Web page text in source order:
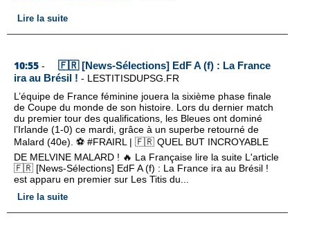
Lire la suite
10:55 -
🇫🇷 [News-Sélections] EdF A (f) : La France
ira au Brésil ! - LESTITISDUPSG.FR
L’équipe de France féminine jouera la sixième phase finale
de Coupe du monde de son histoire. Lors du dernier match
du premier tour des qualifications, les Bleues ont dominé
l’Irlande (1-0) ce mardi, grâce à un superbe retourné de
Malard (40e). ⚽️ #FRAIRL | 🇫🇷 QUEL BUT INCROYABLE
DE MELVINE MALARD ! 🔥 La Française lire la suite L'article
🇫🇷 [News-Sélections] EdF A (f) : La France ira au Brésil !
est apparu en premier sur Les Titis du...
Lire la suite